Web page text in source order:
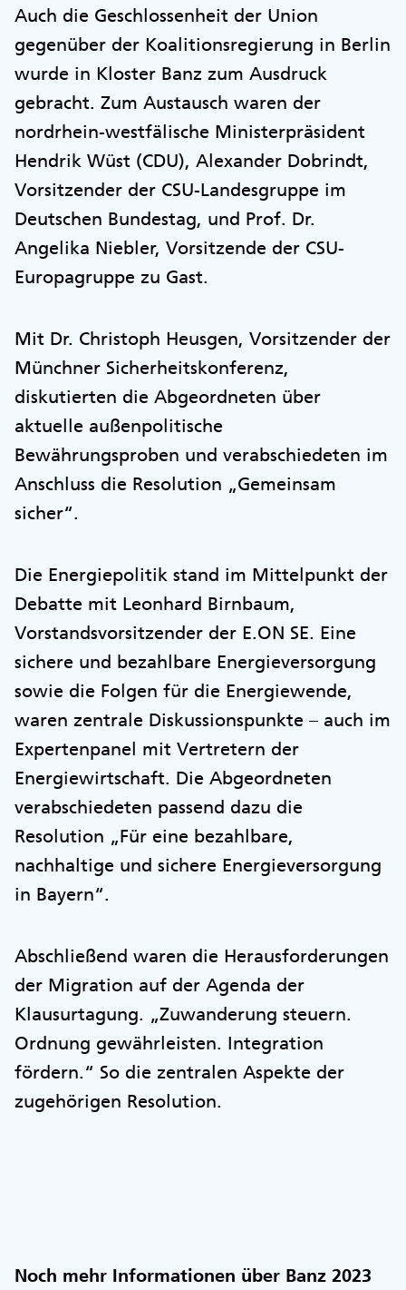
Auch die Geschlossenheit der Union
gegenüber der Koalitionsregierung in Berlin
wurde in Kloster Banz zum Ausdruck
gebracht. Zum Austausch waren der
nordrhein-westfälische Ministerpräsident
Hendrik Wüst (CDU), Alexander Dobrindt,
Vorsitzender der CSU-Landesgruppe im
Deutschen Bundestag, und Prof. Dr.
Angelika Niebler, Vorsitzende der CSU-
Europagruppe zu Gast.
Mit Dr. Christoph Heusgen, Vorsitzender der
Münchner Sicherheitskonferenz,
diskutierten die Abgeordneten über
aktuelle außenpolitische
Bewährungsproben und verabschiedeten im
Anschluss die Resolution „Gemeinsam
sicher“.
Die Energiepolitik stand im Mittelpunkt der
Debatte mit Leonhard Birnbaum,
Vorstandsvorsitzender der E.ON SE. Eine
sichere und bezahlbare Energieversorgung
sowie die Folgen für die Energiewende,
waren zentrale Diskussionspunkte – auch im
Expertenpanel mit Vertretern der
Energiewirtschaft. Die Abgeordneten
verabschiedeten passend dazu die
Resolution „Für eine bezahlbare,
nachhaltige und sichere Energieversorgung
in Bayern“.
Abschließend waren die Herausforderungen
der Migration auf der Agenda der
Klausurtagung. „Zuwanderung steuern.
Ordnung gewährleisten. Integration
fördern.“ So die zentralen Aspekte der
zugehörigen Resolution.
Noch mehr Informationen über Banz 2023